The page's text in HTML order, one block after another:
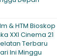
& HTM Bioskop
XXI Cinema 21
Terbaru
Ini Minggu